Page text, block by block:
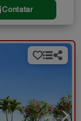
Contatar